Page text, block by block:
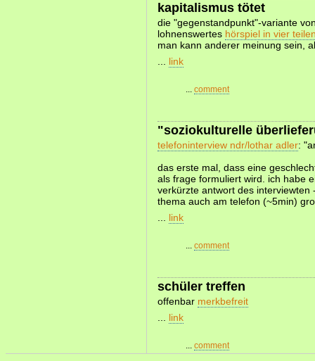
kapitalismus tötet
die "gegenstandpunkt"-variante
lohnenswertes hörspiel in vier
man kann anderer meinung sein,
link
comment
"soziokulturelle
telefoninterview ndr/lothar adler:
das erste mal, dass eine
als frage formuliert wird. ich habe
verkürzte antwort des
thema auch am telefon (~5min)
link
comment
schüler treffen
offenbar merkbefreit
link
comment